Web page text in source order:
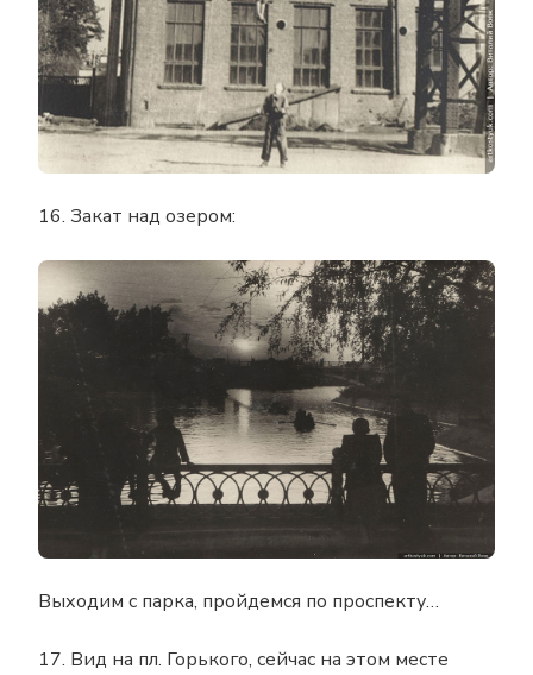
16. Закат над озером:
Выходим с парка, пройдемся по проспекту…
17. Вид на пл. Горького, сейчас на этом месте